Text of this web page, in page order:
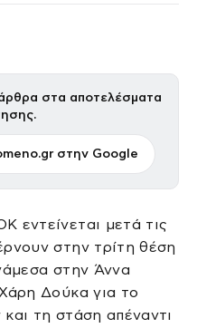
στα αποτελέσματα
στην Google
εντείνεται μετά τις
στην τρίτη θέση
στην Άννα
Δούκα για το
τη στάση απέναντι